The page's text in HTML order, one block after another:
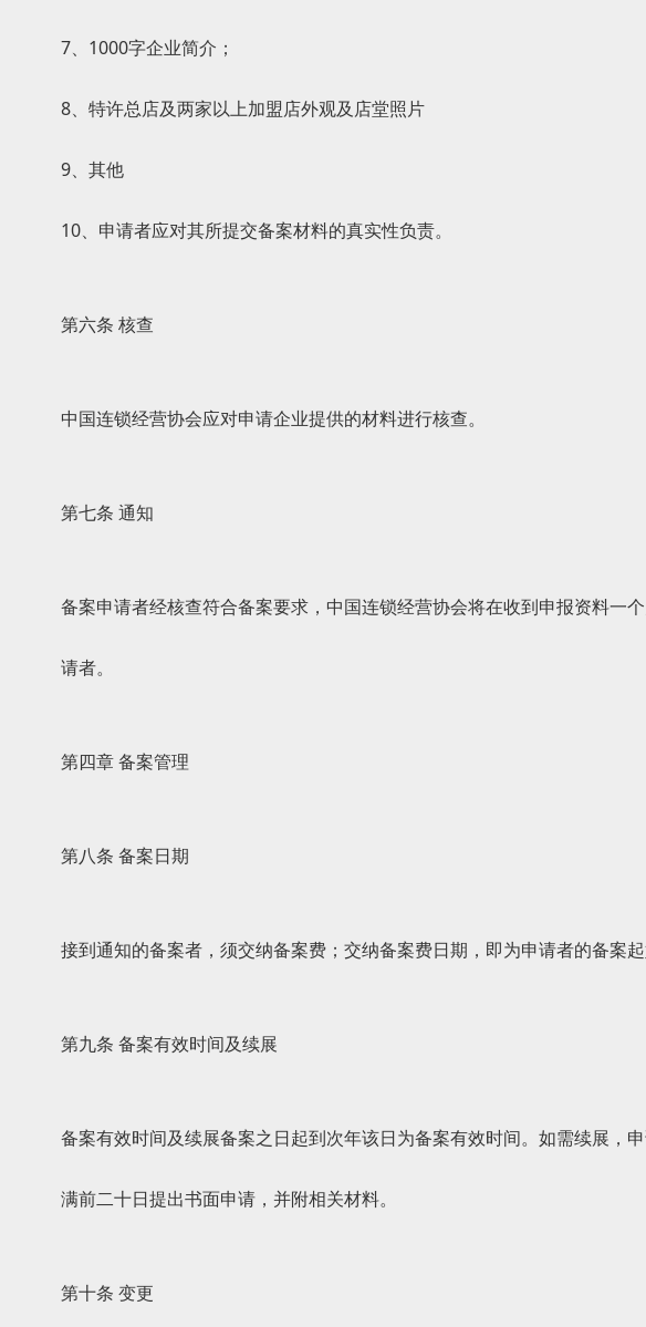
7、1000字企业简介；
8、特许总店及两家以上加盟店外观及店堂照片
9、其他
10、申请者应对其所提交备案材料的真实性负责。
第六条 核查
中国连锁经营协会应对申请企业提供的材料进行核查。
第七条 通知
备案申请者经核查符合备案要求，中国连锁经营协会将在收到申报资料一
请者。
第四章 备案管理
第八条 备案日期
接到通知的备案者，须交纳备案费；交纳备案费日期，即为申请者的备案
第九条 备案有效时间及续展
备案有效时间及续展备案之日起到次年该日为备案有效时间。如需续展，
满前二十日提出书面申请，并附相关材料。
第十条 变更